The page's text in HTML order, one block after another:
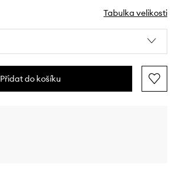
Tabulka velikosti
Přidat do košíku